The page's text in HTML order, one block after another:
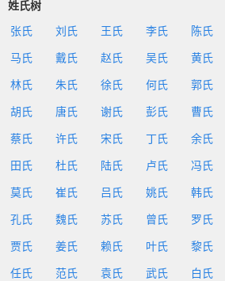
姓氏树
张氏 刘氏 王氏 李氏 陈氏
马氏 戴氏 赵氏 吴氏 黄氏
林氏 朱氏 徐氏 何氏 郭氏
胡氏 唐氏 谢氏 彭氏 曹氏
蔡氏 许氏 宋氏 丁氏 余氏
田氏 杜氏 陆氏 卢氏 冯氏
莫氏 崔氏 吕氏 姚氏 韩氏
孔氏 魏氏 苏氏 曾氏 罗氏
贾氏 姜氏 赖氏 叶氏 黎氏
任氏 范氏 袁氏 武氏 白氏